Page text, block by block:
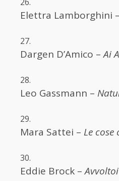
Elettra Lamborghini –
Dargen D’Amico –Ai
Leo Gassmann –
Mara Sattei – Le
Eddie Brock –Avvoltoi